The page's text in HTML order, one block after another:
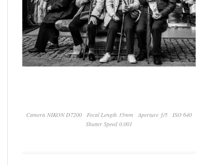
Camera NIKON D7200 Focal Length 35mm Aperture ƒ/5
ISO 640
Shutter Speed 0.001